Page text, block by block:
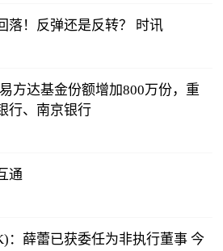
落！反弹还是反转？ 时讯
方达基金份额增加800万份，重
行、南京银行
通
：薛蕾已获委任为非执行董事 今